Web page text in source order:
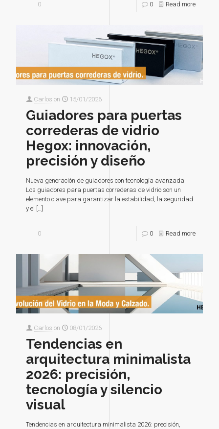
0 0 Read more
Carlos on 15/01/2026
Guiadores para puertas
correderas de vidrio
Hegox: innovación,
precisión y diseño
Nueva generación de guiadores con tecnología avanzada
Los guiadores para puertas correderas de vidrio son un
elemento clave para garantizar la estabilidad, la seguridad
y el
0 0 Read more
Carlos on 08/01/2026
Tendencias en
arquitectura minimalista
2026: precisión,
tecnología y silencio
visual
Tendencias en arquitectura minimalista 2026: precisión,